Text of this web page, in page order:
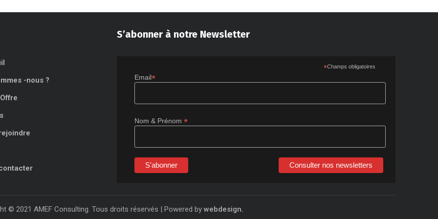
-nous ?
S’abonner à notre Newsletter
*Champs obligatoires
Email*
Nom & Prénom *
Consulter nos newsletters
© 2021 AMEF Consulting. Tous droits réservés | Powered by webdesign.